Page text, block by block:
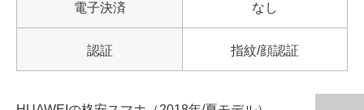
電子決済 なし
認証 指紋/顔認証